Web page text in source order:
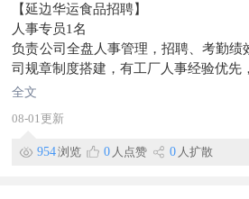
【延边华运食品招聘】
人事专员1名
负责公司全盘人事管理，招聘、考勤绩
司规章制度搭建，有工厂人事经验优先
月薪4500起，薪资根据个人能力
信息有效期到10月1日
全文
08-01更新
954浏览 0 人点赞 0 人扩散